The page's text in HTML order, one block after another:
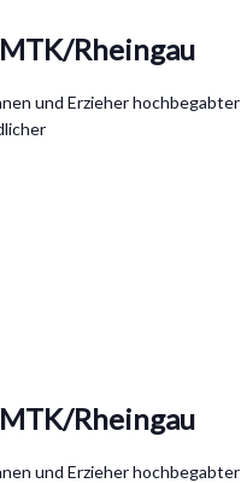
Rheingau
und Erzieher hochbegabter
Rheingau
und Erzieher hochbegabter